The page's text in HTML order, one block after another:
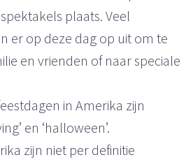
plaats. Veel
er op deze dag op uit om te
en vrienden of naar speciale
in Amerika zijn
en ‘halloween’.
zijn niet per definitie